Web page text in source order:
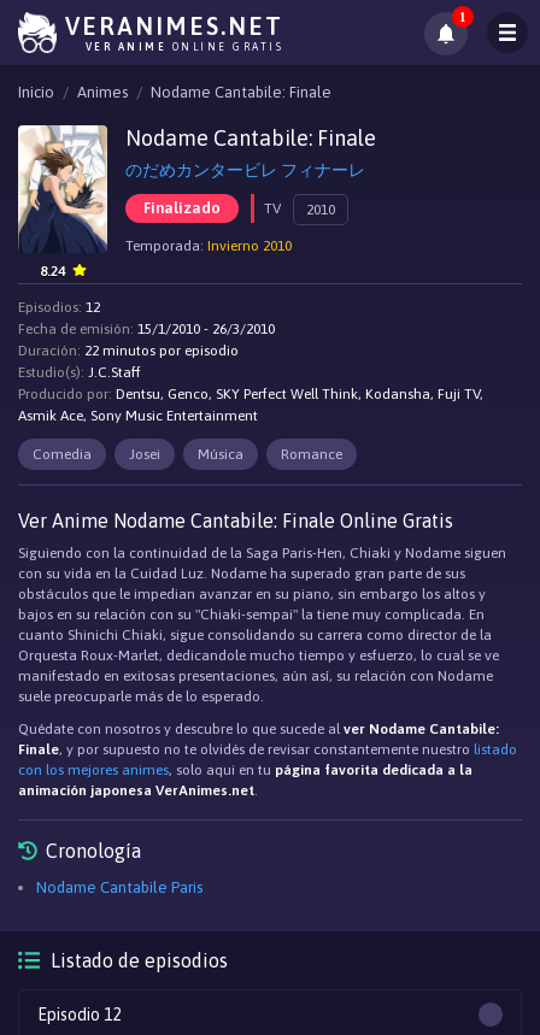
VERANIMES.NET
VER ANIME ONLINE GRATIS
1
Inicio Animes Nodame Cantabile: Finale
Nodame Cantabile: Finale
のだめカンタービレ フィナーレ
Finalizado TV 2010
Temporada: Invierno 2010
8.24
Episodios: 12
Fecha de emisión: 15/1/2010 - 26/3/2010
Duración: 22 minutos por episodio
Estudio(s): J.C.Staff
Producido por: Dentsu, Genco, SKY Perfect Well Think, Kodansha, Fuji TV,
Asmik Ace, Sony Music Entertainment
Comedia Josei Música Romance
Ver Anime Nodame Cantabile: Finale Online Gratis
Siguiendo con la continuidad de la Saga Paris-Hen, Chiaki y Nodame siguen
con su vida en la Cuidad Luz. Nodame ha superado gran parte de sus
obstáculos que le impedian avanzar en su piano, sin embargo los altos y
bajos en su relación con su "Chiaki-sempai" la tiene muy complicada. En
cuanto Shinichi Chiaki, sigue consolidando su carrera como director de la
Orquesta Roux-Marlet, dedicandole mucho tiempo y esfuerzo, lo cual se ve
manifestado en exitosas presentaciones, aún así, su relación con Nodame
suele preocuparle más de lo esperado.
Quédate con nosotros y descubre lo que sucede al ver Nodame Cantabile:
Finale, y por supuesto no te olvidés de revisar constantemente nuestro listado
con los mejores animes, solo aqui en tu página favorita dedicada a la
animación japonesa VerAnimes.net
Cronología
Nodame Cantabile Paris
Listado de episodios
Episodio 12